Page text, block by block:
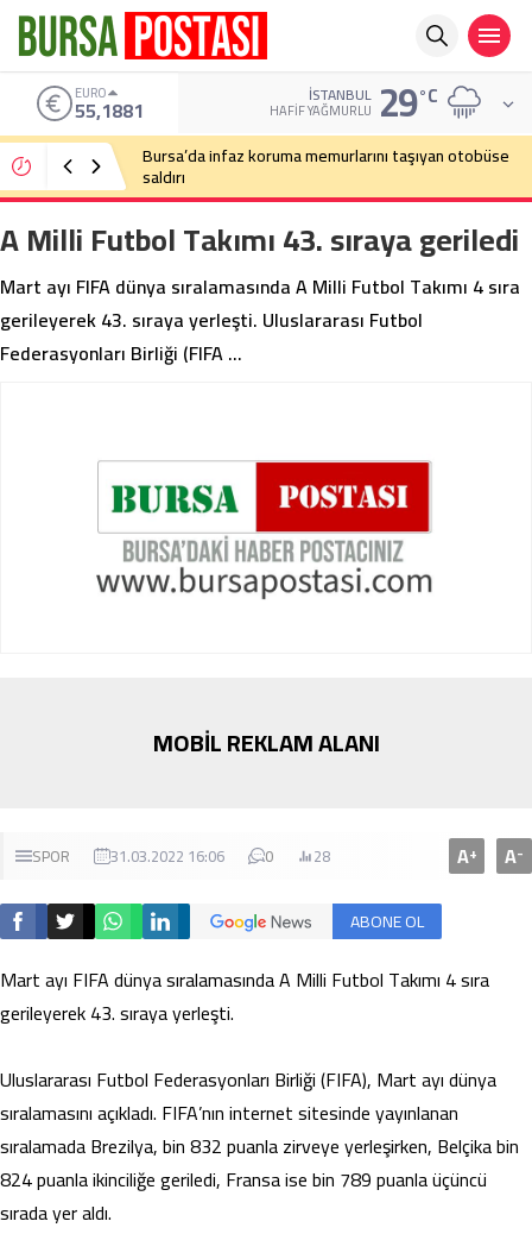
EURO
55,1881 İSTANBUL
HAFIF YAĞMURLU 29°C
Bursa’da infaz koruma memurlarını taşıyan otobüse
saldırı
A Milli Futbol Takımı 43. sıraya geriledi
Mart ayı FIFA dünya sıralamasında A Milli Futbol Takımı 4 sıra
gerileyerek 43. sıraya yerleşti. Uluslararası Futbol
Federasyonları Birliği (FIFA …
MOBİL REKLAM ALANI
SPOR 31.03.2022 16:06 0 28 A+ A-
ABONE OL
Mart ayı FIFA dünya sıralamasında A Milli Futbol Takımı 4 sıra
gerileyerek 43. sıraya yerleşti.
Uluslararası Futbol Federasyonları Birliği (FIFA), Mart ayı dünya
sıralamasını açıkladı. FIFA’nın internet sitesinde yayınlanan
sıralamada Brezilya, bin 832 puanla zirveye yerleşirken, Belçika bin
824 puanla ikinciliğe geriledi, Fransa ise bin 789 puanla üçüncü
sırada yer aldı.